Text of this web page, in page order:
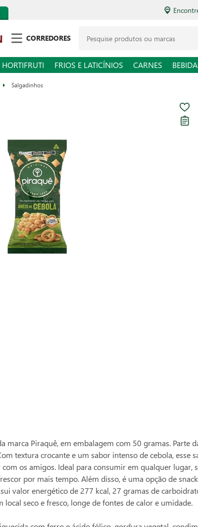
Encontre o Clique&Retire
CORREDORES
HORTIFRUTI FRIOS E LATICÍNIOS CARNES